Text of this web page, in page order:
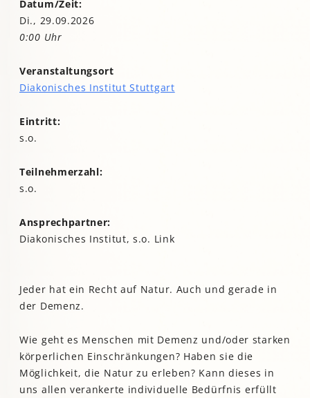
Datum/Zeit:
Di., 29.09.2026
0:00 Uhr
Veranstaltungsort
Diakonisches Institut Stuttgart
Eintritt:
s.o.
Teilnehmerzahl:
s.o.
Ansprechpartner:
Diakonisches Institut, s.o. Link
Jeder hat ein Recht auf Natur. Auch und gerade in
der Demenz.
Wie geht es Menschen mit Demenz und/oder starken
körperlichen Einschränkungen? Haben sie die
Möglichkeit, die Natur zu erleben? Kann dieses in
uns allen verankerte individuelle Bedürfnis erfüllt